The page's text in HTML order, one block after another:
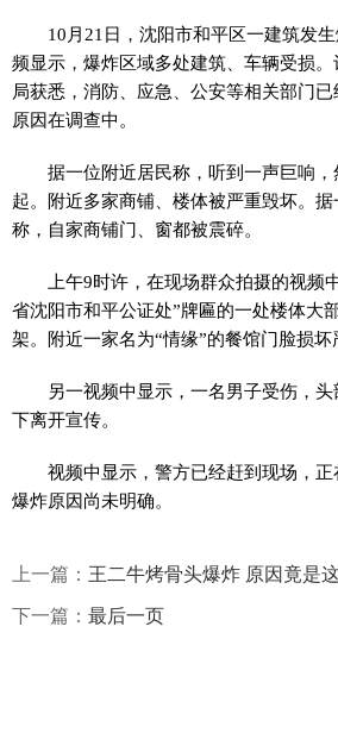
10月21日，沈阳市和平区一建筑发
频显示，爆炸区域多处建筑、车辆受损
局获悉，消防、应急、公安等相关部门
原因在调查中。
据一位附近居民称，听到一声巨响
起。附近多家商铺、楼体被严重毁坏。
称，自家商铺门、窗都被震碎。
上午9时许，在现场群众拍摄的视频
省沈阳市和平公证处”牌匾的一处楼体大
架。附近一家名为“情缘”的餐馆门脸损坏
另一视频中显示，一名男子受伤，
下离开宣传。
视频中显示，警方已经赶到现场，
爆炸原因尚未明确。
上一篇： 王二牛烤骨头爆炸 原因竟是
下一篇： 最后一页